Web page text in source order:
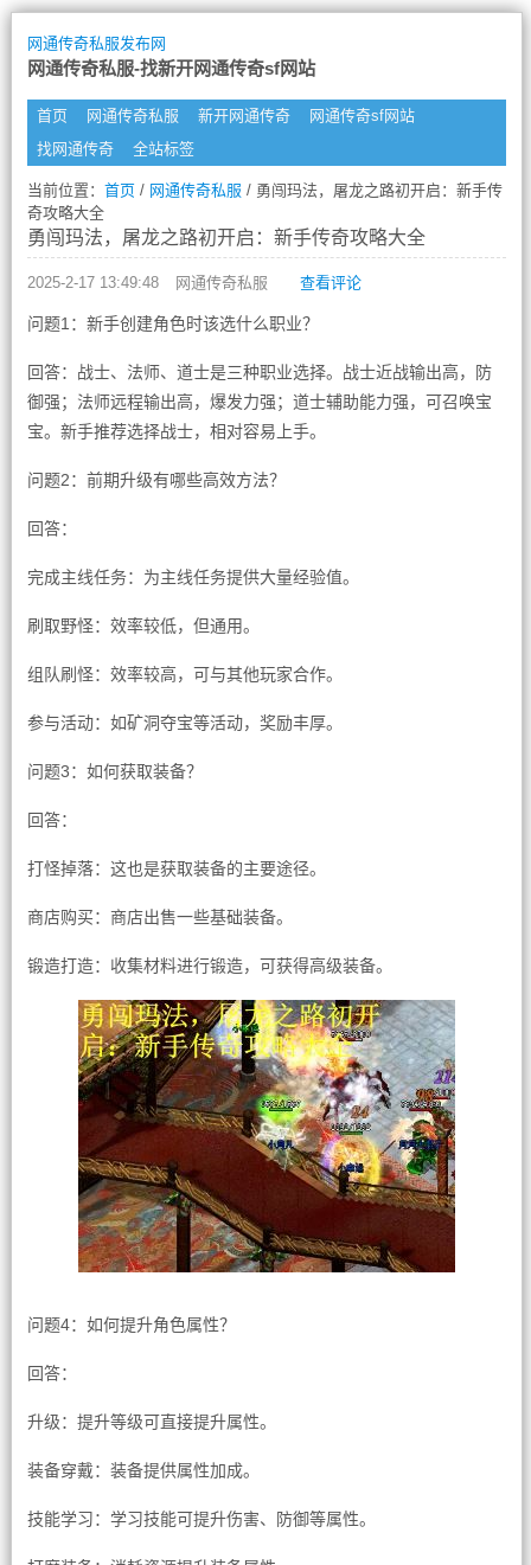
网通传奇私服发布网
网通传奇私服-找新开网通传奇sf网站
首页 网通传奇私服 新开网通传奇
网通传奇sf网站
找网通传奇
全站标签
当前位置： 首页/ 网通传奇私服 / 勇闯玛法，屠龙之路初开启：新手传
奇攻略大全
勇闯玛法，屠龙之路初开启：新手传奇攻略大全
2025-2-17 13:49:48 网通传奇私服 查看评论
问题1：新手创建角色时该选什么职业？
回答：战士、法师、道士是三种职业选择。战士近战输出高，防
御强；法师远程输出高，爆发力强；道士辅助能力强，可召唤宝
宝。新手推荐选择战士，相对容易上手。
问题2：前期升级有哪些高效方法？
回答：
完成主线任务：为主线任务提供大量经验值。
刷取野怪：效率较低，但通用。
组队刷怪：效率较高，可与其他玩家合作。
参与活动：如矿洞夺宝等活动，奖励丰厚。
问题3：如何获取装备？
回答：
打怪掉落：这也是获取装备的主要途径。
商店购买：商店出售一些基础装备。
锻造打造：收集材料进行锻造，可获得高级装备。
问题4：如何提升角色属性？
回答：
升级：提升等级可直接提升属性。
装备穿戴：装备提供属性加成。
技能学习：学习技能可提升伤害、防御等属性。